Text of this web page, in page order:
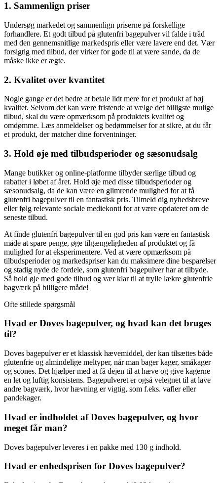
1. Sammenlign priser
Undersøg markedet og sammenlign priserne på forskellige
forhandlere. Et godt tilbud på glutenfri bagepulver vil falde i tråd
med den gennemsnitlige markedspris eller være lavere end det. Vær
forsigtig med tilbud, der virker for gode til at være sande, da de
måske ikke er ægte.
2. Kvalitet over kvantitet
Nogle gange er det bedre at betale lidt mere for et produkt af høj
kvalitet. Selvom det kan være fristende at vælge det billigste mulige
tilbud, skal du være opmærksom på produktets kvalitet og
omdømme. Læs anmeldelser og bedømmelser for at sikre, at du får
et produkt, der matcher dine forventninger.
3. Hold øje med tilbudsperioder og sæsonudsalg
Mange butikker og online-platforme tilbyder særlige tilbud og
rabatter i løbet af året. Hold øje med disse tilbudsperioder og
sæsonudsalg, da de kan være en glimrende mulighed for at få
glutenfri bagepulver til en fantastisk pris. Tilmeld dig nyhedsbreve
eller følg relevante sociale mediekonti for at være opdateret om de
seneste tilbud.
At finde glutenfri bagepulver til en god pris kan være en fantastisk
måde at spare penge, øge tilgængeligheden af produktet og få
mulighed for at eksperimentere. Ved at være opmærksom på
tilbudsperioder og markedspriser kan du maksimere dine besparelser
og stadig nyde de fordele, som glutenfri bagepulver har at tilbyde.
Så hold øje med gode tilbud og vær klar til at trylle lækre glutenfrie
bagværk på billigere måde!
Ofte stillede spørgsmål
Hvad er Doves bagepulver, og hvad kan det bruges
til?
Doves bagepulver er et klassisk hævemiddel, der kan tilsættes både
glutenfrie og almindelige meltyper, når man bager kager, småkager
og scones. Det hjælper med at få dejen til at hæve og give kagerne
en let og luftig konsistens. Bagepulveret er også velegnet til at lave
andre bagværk, hvor hævning er vigtig, som f.eks. vafler eller
pandekager.
Hvad er indholdet af Doves bagepulver, og hvor
meget får man?
Doves bagepulver leveres i en pakke med 130 g indhold.
Hvad er enhedsprisen for Doves bagepulver?